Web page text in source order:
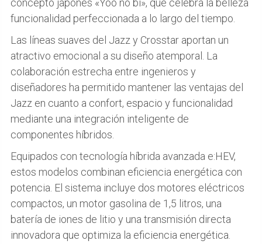
concepto japonés «Yoo no bi», que celebra la belleza
funcionalidad perfeccionada a lo largo del tiempo.
Las líneas suaves del Jazz y Crosstar aportan un
atractivo emocional a su diseño atemporal. La
colaboración estrecha entre ingenieros y
diseñadores ha permitido mantener las ventajas del
Jazz en cuanto a confort, espacio y funcionalidad
mediante una integración inteligente de
componentes híbridos.
Equipados con tecnología híbrida avanzada e:HEV,
estos modelos combinan eficiencia energética con
potencia. El sistema incluye dos motores eléctricos
compactos, un motor gasolina de 1,5 litros, una
batería de iones de litio y una transmisión directa
innovadora que optimiza la eficiencia energética.